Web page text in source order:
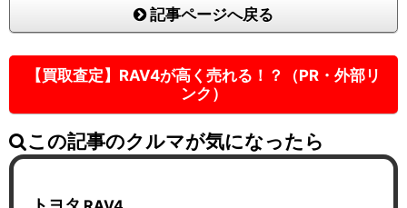
記事ページへ戻る
【買取査定】RAV4が高く売れる！？（PR・外部リ
ンク）
この記事のクルマが気になったら